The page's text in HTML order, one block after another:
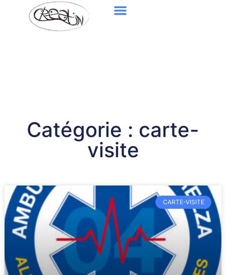
Catégorie : carte-
visite
CARTE-VISITE